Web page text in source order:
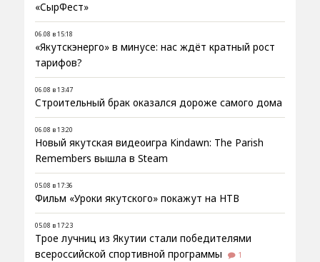
«СырФест»
06.08 в 15:18
«Якутскэнерго» в минусе: нас ждёт кратный рост
тарифов?
06.08 в 13:47
Строительный брак оказался дороже самого дома
06.08 в 13:20
Новый якутская видеоигра Kindawn: The Parish
Remembers вышла в Steam
05.08 в 17:36
Фильм «Уроки якутского» покажут на НТВ
05.08 в 17:23
Трое лучниц из Якутии стали победителями
всероссийской спортивной программы
1